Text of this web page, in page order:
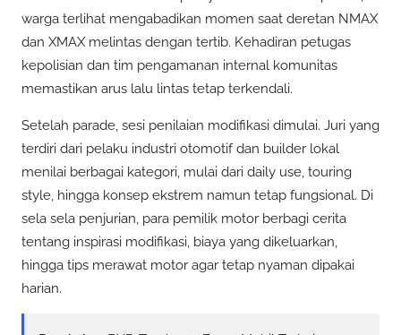
warga terlihat mengabadikan momen saat deretan NMAX
dan XMAX melintas dengan tertib. Kehadiran petugas
kepolisian dan tim pengamanan internal komunitas
memastikan arus lalu lintas tetap terkendali.
Setelah parade, sesi penilaian modifikasi dimulai. Juri yang
terdiri dari pelaku industri otomotif dan builder lokal
menilai berbagai kategori, mulai dari daily use, touring
style, hingga konsep ekstrem namun tetap fungsional. Di
sela sela penjurian, para pemilik motor berbagi cerita
tentang inspirasi modifikasi, biaya yang dikeluarkan,
hingga tips merawat motor agar tetap nyaman dipakai
harian.